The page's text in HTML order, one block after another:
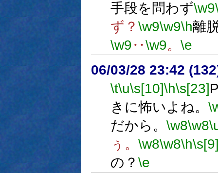
手段を問わず\w9
ず？ \w9\w9\h離
\w9‥\w9。 \e
06/03/28 23:42
\t\u\s[10]\h\s[23]
きに怖いよね。
だから。 \w8\w8
ぅ。 \w8\w8\h
の？ \e